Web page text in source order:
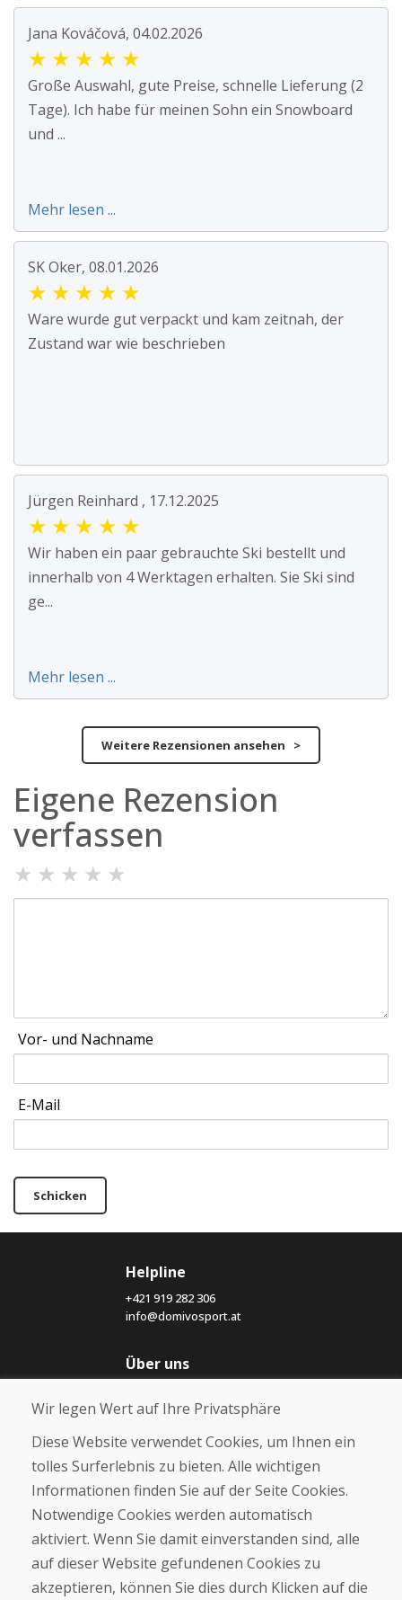
Jana Kováčová, 04.02.2026
★ ★ ★ ★ ★
Große Auswahl, gute Preise, schnelle Lieferung (2
Tage). Ich habe für meinen Sohn ein Snowboard
und ...
Mehr lesen ...
SK Oker, 08.01.2026
★ ★ ★ ★ ★
Ware wurde gut verpackt und kam zeitnah, der
Zustand war wie beschrieben
Jürgen Reinhard , 17.12.2025
★ ★ ★ ★ ★
Wir haben ein paar gebrauchte Ski bestellt und
innerhalb von 4 Werktagen erhalten. Sie Ski sind
ge...
Mehr lesen ...
Weitere Rezensionen ansehen >
Eigene Rezension
verfassen
★ ★ ★ ★ ★
Vor- und Nachname
E-Mail
Schicken
Helpline
+421 919 282 306
info@domivosport.at
Über uns
Über uns
Kontakt
Kaufen
E-Shop
Geschäftsbedingungen
Zahlung
Beschwerde
Wir legen Wert auf Ihre Privatsphäre
Diese Website verwendet Cookies, um Ihnen ein
tolles Surferlebnis zu bieten. Alle wichtigen
Informationen finden Sie auf der Seite Cookies.
Notwendige Cookies werden automatisch
aktiviert. Wenn Sie damit einverstanden sind, alle
auf dieser Website gefundenen Cookies zu
akzeptieren, können Sie dies durch Klicken auf die